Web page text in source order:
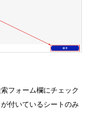
フォーム欄にチェック
付いているシートのみ